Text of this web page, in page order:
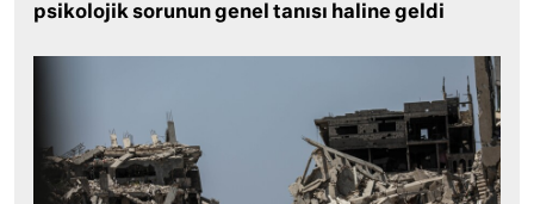
psikolojik sorunun genel tanısı haline geldi